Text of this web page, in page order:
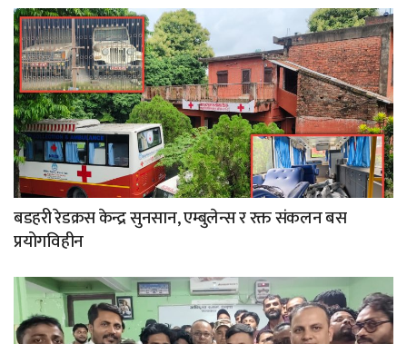
बडहरी रेडक्रस केन्द्र सुनसान, एम्बुलेन्स र रक्त संकलन बस
प्रयोगविहीन